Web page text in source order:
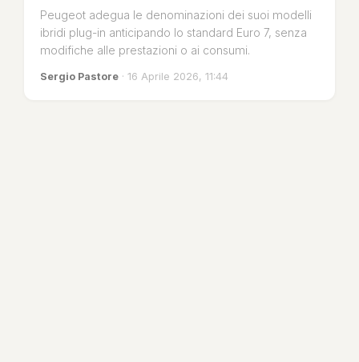
Peugeot adegua le denominazioni dei suoi modelli
ibridi plug-in anticipando lo standard Euro 7, senza
modifiche alle prestazioni o ai consumi.
Sergio Pastore · 16 Aprile 2026, 11:44